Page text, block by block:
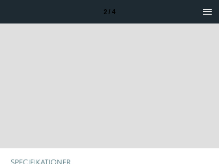
2 / 4